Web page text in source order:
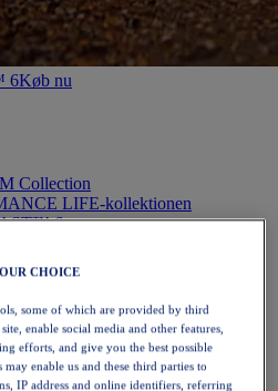
6Køb nu
Collection
LIFE-kollektionen
6
CHOICE
some of which are provided by third
enable social media and other features,
efforts, and give you the best possible
enable us and these third parties to
IP address and online identifiers, referring